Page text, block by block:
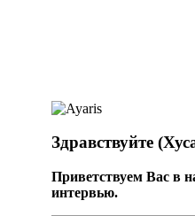
Здравствуйте
Приветствуем Вас в
интервью.